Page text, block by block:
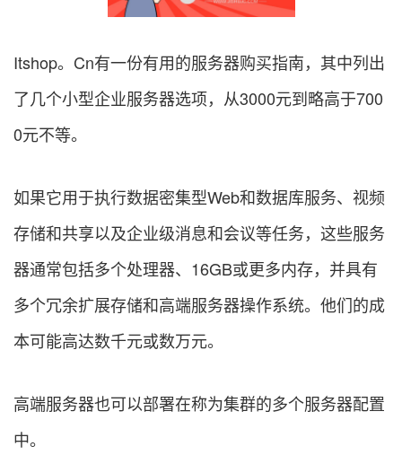
Itshop。Cn有一份有用的服务器购买指南，其中列出
了几个小型企业服务器选项，从3000元到略高于700
0元不等。
如果它用于执行数据密集型Web和数据库服务、视频
存储和共享以及企业级消息和会议等任务，这些服务
器通常包括多个处理器、16GB或更多内存，并具有
多个冗余扩展存储和高端服务器操作系统。他们的成
本可能高达数千元或数万元。
高端服务器也可以部署在称为集群的多个服务器配置
中。